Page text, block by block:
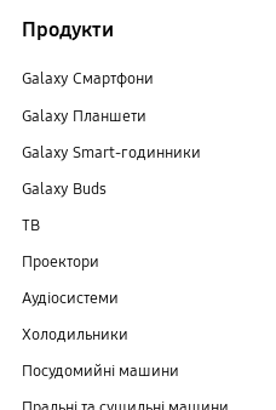
Продукти
Galaxy Смартфони
Galaxy Планшети
Galaxy Smart-годинники
Galaxy Buds
TB
Проектори
Аудіосистеми
Холодильники
Посудомийні машини